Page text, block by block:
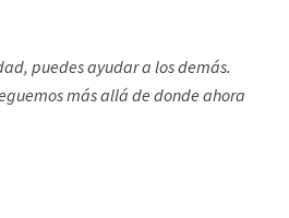
puedes ayudar a los demás.
más allá de donde ahora